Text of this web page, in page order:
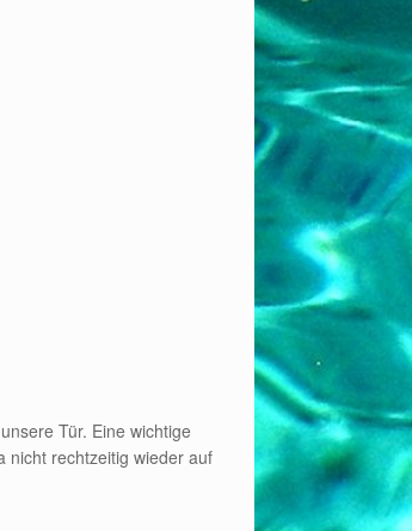
Tür. Eine wichtige
nicht rechtzeitig wieder auf